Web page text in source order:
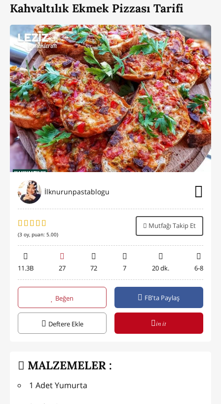
Kahvaltılık Ekmek Pizzası Tarifi
İlknurunpastablogu
(3 oy, puan: 5.00)
Mutfağı Takip Et
11.3B 27 72 7 20 dk. 6-8
Beğen FB'ta Paylaş
Deftere Ekle in it
MALZEMELER :
1 Adet Yumurta